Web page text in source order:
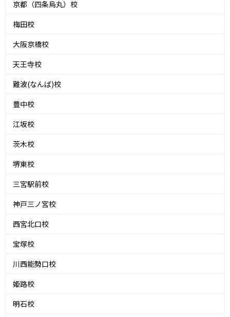
京都（四条烏丸）校
梅田校
大阪京橋校
天王寺校
難波(なんば)校
豊中校
江坂校
茨木校
堺東校
三宮駅前校
神戸三ノ宮校
西宮北口校
宝塚校
川西能勢口校
姫路校
明石校